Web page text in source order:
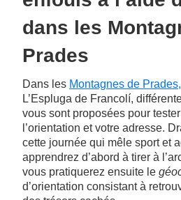
dans les
Prades
Dans les Montagnes de Prades,
L’Espluga de Francolí,
vous sont proposées pour
l’orientation et votre adresse.
cette journée qui mêle sport et
apprendrez d’abord à tirer à
vous pratiquerez ensuite le
d’orientation consistant à